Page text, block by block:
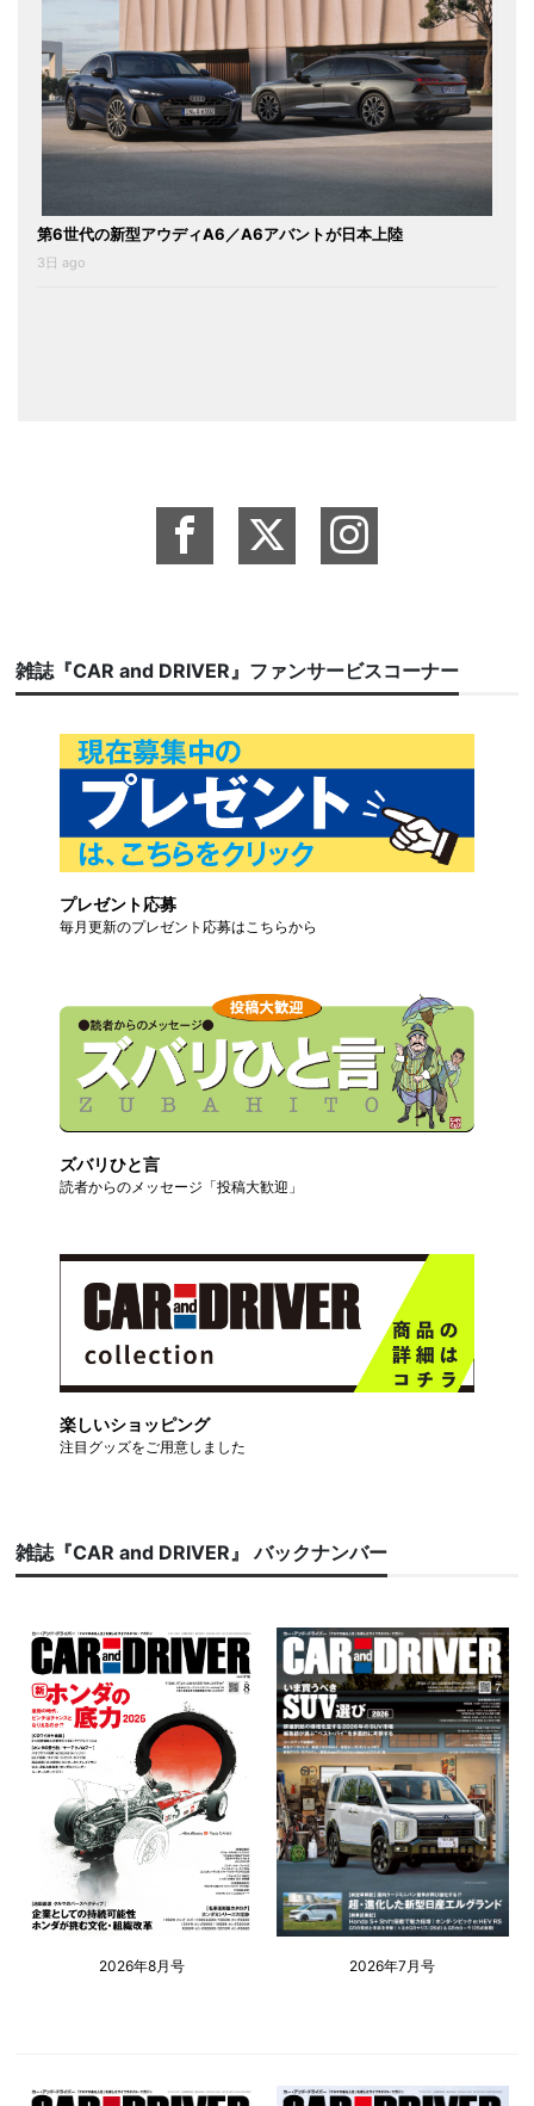
第6世代の新型アウディA6／A6アバントが日本上陸
3日 ago
雑誌『CAR and DRIVER』ファンサービスコーナー
プレゼント応募
毎月更新のプレゼント応募はこちらから
ズバリひと言
読者からのメッセージ「投稿大歓迎」
楽しいショッピング
注目グッズをご用意しました
雑誌『CAR and DRIVER』 バックナンバー
2026年8月号 2026年7月号